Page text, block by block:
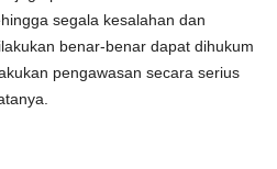
segala kesalahan dan
benar-benar dapat dihukum
pengawasan secara serius